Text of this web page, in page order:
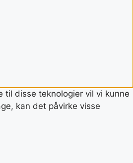
til disse teknologier vil vi kunne
kan det påvirke visse